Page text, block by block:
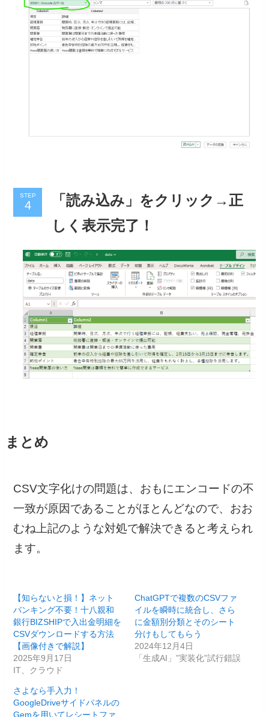
STEP
「読み込み」をクリック→正
しく表示完了！
まとめ
CSV文字化けの問題は、おもにエンコードの不
一致が原因であることがほとんどなので、おお
むね上記のような対処で解決できると考えられ
ます。
【知らないと損！】ネット
バンキング不要！十八親和
銀行BIZSHIPで入出金明細を
CSVダウンロードする方法
【画像付きで解説】
2025年9月17日
IT、クラウド
ChatGPTで複数のCSVファ
イルを瞬時に統合し、さら
に金額別分類とそのシート
分けもしてもらう
2024年12月4日
「生成AI」”実装化”試行錯誤
さよなら手入力！
GoogleDriveサイドパネルの
Gemを用いてレシートファ